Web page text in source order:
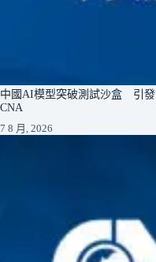
中國AI模型突破測試沙盒 引發
CNA
7 8 月, 2026